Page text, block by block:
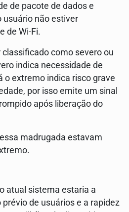
de pacote de dados e
usuário não estiver
de Wi-Fi.
classificado como severo ou
indica necessidade de
o extremo indica risco grave
por isso emite um sinal
após liberação do
madrugada estavam
atual sistema estaria a
de usuários e a rapidez